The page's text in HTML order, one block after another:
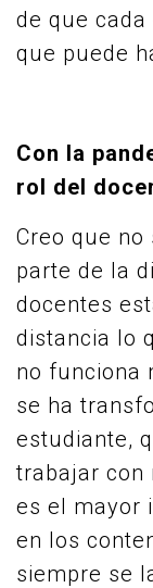
de que
que puede
Con la
rol del
Creo que
parte de la
docentes
distancia lo
no funciona
se ha
estudiante,
trabajar con
es el mayor
en los
siempre se